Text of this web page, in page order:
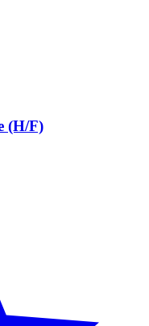
(H/F)